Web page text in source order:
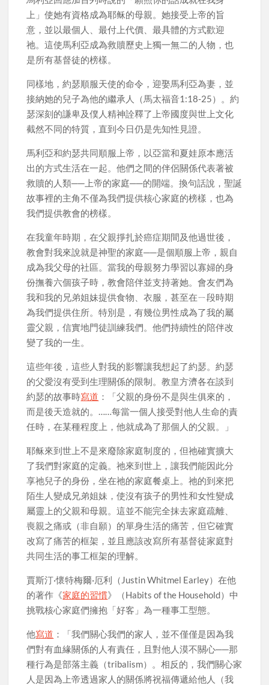
上」使她有資格成為耶稣的母親。她接受上帝的旨
意，並以最個人、最付上代價、最具體的方式歡迎
祂。這使馬利亞成為救贖歷史上獨一無二的人物，也
是所有基督徒的榜樣。
同樣地，約瑟順服天使的命令，迎娶馬利亞為妻，並
接納她的兒子為他的繼承人（馬太福音1:18-25）。約
瑟深刻的謙卑及僕人精神詮釋了上帝國度與世上文化
截然不同的特質，直到今日仍是先知性見證。
馬利亞和約瑟共同順服上帝，以亞當和夏娃原本應活
出的方式生活在一起。他們之間的伴侶關係代表著被
救贖的人類──上帝的家庭──的開端。換句話說，聖誕
故事裡的主角不僅為我們提供核心家庭的榜樣，也為
我們提供教會的榜樣。
在我童年時期，在父親掙扎於癌症期間及他過世後，
教會對我來說就是神聖的家庭──是個順服上帝，親自
成為我父母的社區。當我的母親努力學習以寡婦的身
份撫養六個孩子時，教會陪伴並支持著她。會友們為
我和我的兄弟姐妹提供食物、衣服，甚至在ㄧ段時期
為我們提供住所。特別是，有幾位男性成為了我的屬
靈父親，信實地門徒訓練我們。他們持續性的陪伴改
變了我的一生。
這些年後，這些人對我的影響讓我想起了約瑟。約瑟
的父愛沒有受到生理關係的限制。教皇方濟各在談到
約瑟的故事時寫道 ：「父親的身份不是與生俱來的，
而是後天造就的。……每當一個人接受對他人生命的責
任時，在某種程度上，他就成為了那個人的父親。」
耶稣來到世上不是來廢除家庭制度的，但祂確實擴大
了我們對家庭的定義。祂來到世上，讓我們能因此分
享祂兒子的身份，坐在祂的家庭餐桌上。祂的到來把
陌生人變成兄弟姐妹，使沒有孩子的男性和女性變成
屬靈上的父親和母親。這並不能完全抹去家庭疏離、
喪親之痛或（非自願）的單身生活的痛苦，但它確實
改寫了痛苦的框架，並且應該改寫所有基督徒家庭對
共同生活的事工框架的理解。
賈斯汀·懷特梅爾·厄利（Justin Whitmel Earley）在他
的著作《家庭的習慣》（Habits of the Household）中
挑戰核心家庭們擁抱「好客」為一種事工型態。
他寫道 ：「我們關心我們的家人，並不僅僅是因為我
們對有血緣關係的人有責任，且對他人漠不關心──那
種行為是部落主義（tribalism）。相反的，我們關心家
人是因為上帝透過家人的關係將祝福傳遞給他人（我